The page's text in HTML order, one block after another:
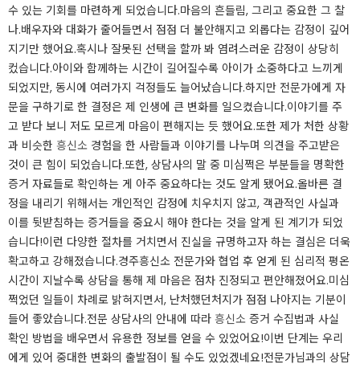
수 있는 기회를 마련하게 되었습니다.​​​​마음의 흔들림, 그리고 중요한 그 찰
나.​배우자와 대화가 줄어들면서 점점 더 불안해지고 외롭다는 감정이 깊어
지기만 했어요.혹시나 잘못된 선택을 할까 봐 염려스러운 감정이 상당히
컸습니다.아이와 함께하는 시간이 길어질수록 아이가 소중하다고 느끼게
되었지만, 동시에 여러가지 걱정들도 늘어났습니다.하지만 전문가에게 자
문을 구하기로 한 결정은 제 인생에 큰 변화를 일으켰습니다.이야기를 주
고 받다 보니 저도 모르게 마음이 편해지는 듯 했어요.또한 제가 처한 상황
과 비슷한 흥신소 경험을 한 사람들과 이야기를 나누며 의견을 주고받은
것이 큰 힘이 되었습니다.또한, 상담사의 말 중 미심쩍은 부분들을 명확한
증거 자료들로 확인하는 게 아주 중요하다는 것도 알게 됐어요.올바른 결
정을 내리기 위해서는 개인적인 감정에 치우치지 않고, 객관적인 사실과
이를 뒷받침하는 증거들을 중요시 해야 한다는 것을 알게 된 계기가 되었
습니다!이런 다양한 절차를 거치면서 진실을 규명하고자 하는 결심은 더욱
확고하고 강해졌습니다.​​​​경주흥신소 전문가와 협업 후 얻게 된 심리적 평온​
시간이 지날수록 상담을 통해 제 마음은 점차 진정되고 편안해졌어요.미심
쩍었던 일들이 차례로 밝혀지면서, 난처했던처지가 점점 나아지는 기분이
들어 좋았습니다.전문 상담사의 안내에 따라 흥신소 증거 수집법과 사실
확인 방법을 배우면서 유용한 정보를 얻을 수 있었어요!이번 단계는 우리
에게 있어 중대한 변화의 출발점이 될 수도 있었겠네요!​​​전문가님과의 상담